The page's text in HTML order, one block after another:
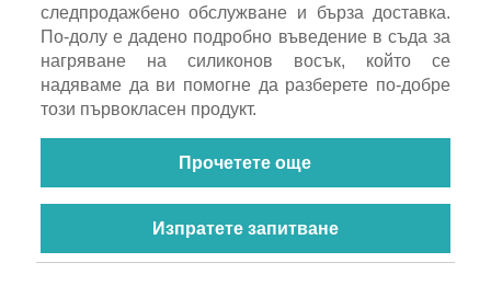
следпродажбено обслужване и бърза доставка.
По-долу е дадено подробно въведение в съда за
нагряване на силиконов восък, който се
надяваме да ви помогне да разберете по-добре
този първокласен продукт.
Прочетете още
Изпратете запитване